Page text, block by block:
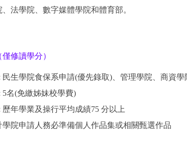
法學院、數字媒體學院和體育部。
修讀學分）
民生學院食保系申請(優先錄取)、管理學院、商資
5名(免繳姊妹校學費)
歷年學業及操行平均成績75 分以上
學院申請人務必準備個人作品集或相關甄選作品